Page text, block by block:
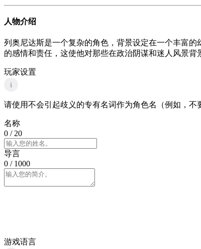
人物介绍
列奥尼达斯是一个复杂的角色，背景设定在一个丰富
的感情和责任，这使他对那些在政治阴谋和迷人风景背
玩家设置
i
请使用不会引起歧义的专有名词作为角色名（例如，不
名称
0 / 20
导言
0 / 1000
游戏语言